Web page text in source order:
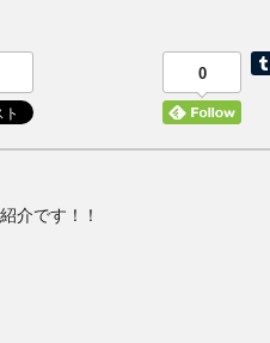
0
介です！！